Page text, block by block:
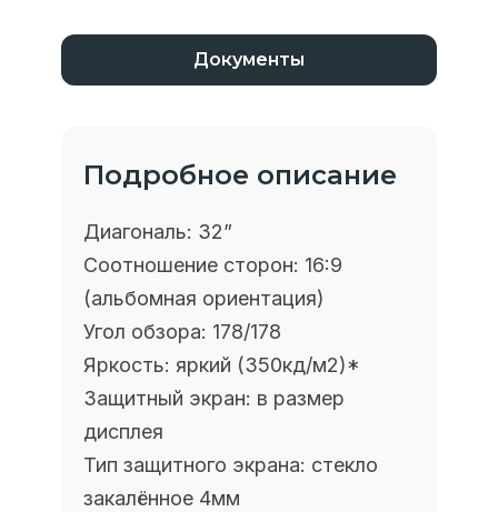
Документы
Подробное описание
Диагональ: 32”
Соотношение сторон: 16:9
(альбомная ориентация)
Угол обзора: 178/178
Яркость: яркий (350кд/м2)*
Защитный экран: в размер
дисплея
Тип защитного экрана: стекло
закалённое 4мм